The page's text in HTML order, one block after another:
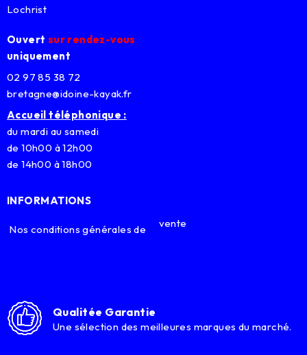
Lochrist
Ouvert sur rendez-vous
uniquement
02 97 85 38 72
bretagne@idoine-kayak.fr
Accueil téléphonique :
du mardi au samedi
de 10h00 à 12h00
de 14h00 à 18h00
INFORMATIONS
Nos conditions générales de vente
Qualitée Garantie
Une sélection des meilleures marques du marché.